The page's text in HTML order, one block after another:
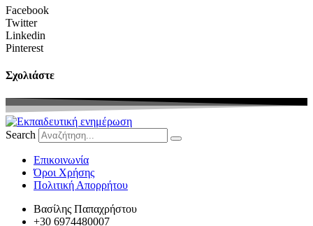
Facebook
Twitter
Linkedin
Pinterest
Σχολιάστε
Search
Eπικοινωνία
Όροι Χρήσης
Πολιτική Απορρήτου
Βασίλης Παπαχρήστου
+30 6974480007